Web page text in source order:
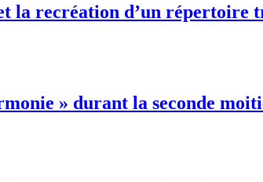
la recréation d’un répertoire
» durant la seconde